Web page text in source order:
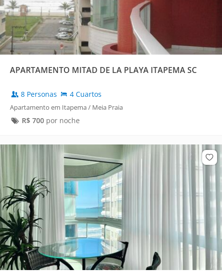
APARTAMENTO MITAD DE LA PLAYA ITAPEMA SC
8 Personas 4 Cuartos
Apartamento em Itapema / Meia Praia
R$ 700por noche